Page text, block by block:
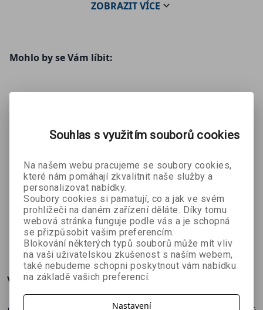
ZOBRAZITVÍCE
Mohlo by se Vám líbit:
Na smrt
pomalu
audiokniha
Ritu Mukerji
314 Kč 349 Kč
Více o knize
Souhlas s využitím souborů cookies
Na našem webu pracujeme se soubory cookies,
které nám pomáhají zkvalitnit naše služby a
personalizovat nabídky.
Soubory cookies si pamatují, co a jak ve svém
prohlížeči na daném zařízení děláte. Díky tomu
webová stránka funguje podle vás a je schopná
se přizpůsobit vašim preferencím.
Blokování některých typů souborů může mít vliv
na vaši uživatelskou zkušenost s naším webem,
také nebudeme schopni poskytnout vám nabídku
na základě vašich preferencí.
Nastavení